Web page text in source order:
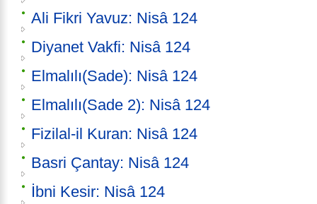
Ali Fikri Yavuz: Nisâ 124
Diyanet Vakfi: Nisâ 124
Elmalılı(Sade): Nisâ 124
Elmalılı(Sade 2): Nisâ 124
Fizilal-il Kuran: Nisâ 124
Basri Çantay: Nisâ 124
İbni Kesir: Nisâ 124